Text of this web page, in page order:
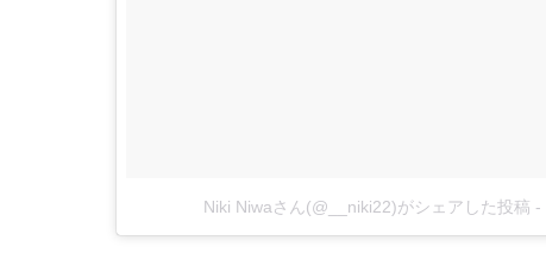
Niki Niwaさん(@__niki22)がシェアした投稿 -